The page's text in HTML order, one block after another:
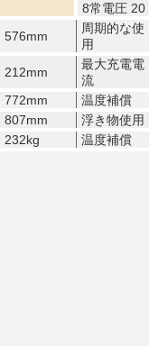
8常電圧 20
576mm
周期的な使
用
212mm
最大充電電
流
772mm 温度補償
807mm 浮き物使用
232kg 温度補償